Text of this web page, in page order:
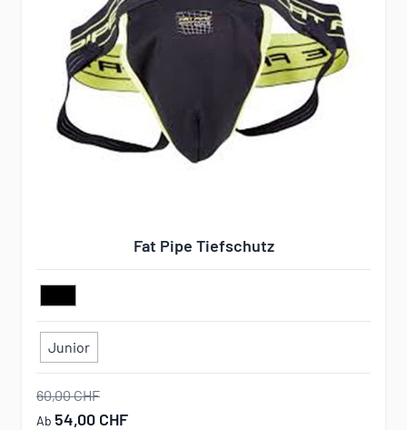
Fat Pipe Tiefschutz
Junior
60,00 CHF
Ab 54,00 CHF